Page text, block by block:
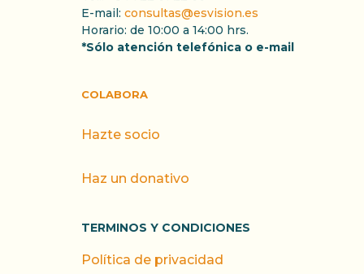
E-mail: consultas@esvision.es
Horario: de 10:00 a 14:00 hrs.
*Sólo atención telefónica o e-mail
COLABORA
Hazte socio
Haz un donativo
TERMINOS Y CONDICIONES
Política de privacidad